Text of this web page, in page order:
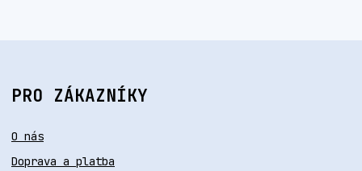
PRO ZÁKAZNÍKY
O nás
Doprava a platba